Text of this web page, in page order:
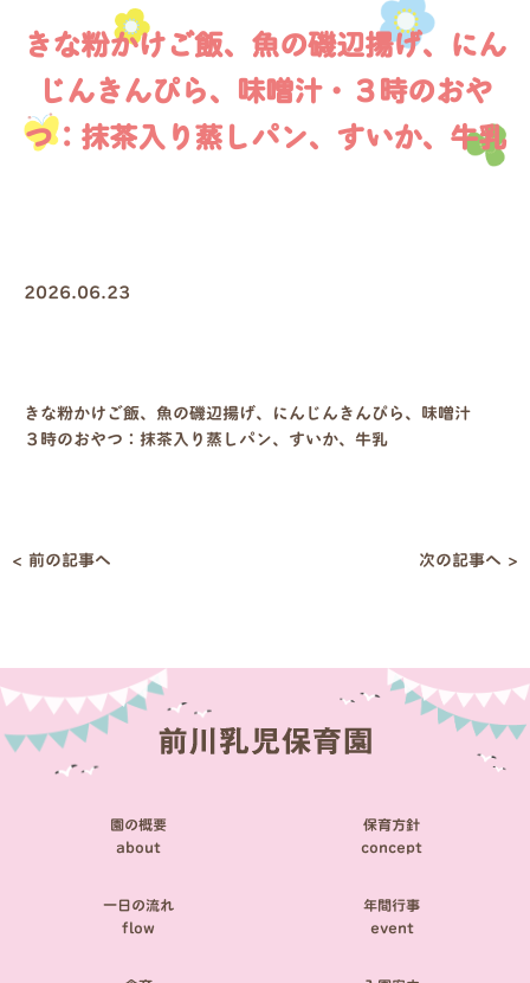
きな粉かけご飯、魚の磯辺揚げ、にん
じんきんぴら、味噌汁・３時のおや
つ：抹茶入り蒸しパン、すいか、牛乳
2026.06.23
きな粉かけご飯、魚の磯辺揚げ、にんじんきんぴら、味噌汁
３時のおやつ：抹茶入り蒸しパン、すいか、牛乳
投
< 前の記事へ 次の記事へ >
園の概要
about
保育方針
concept
一日の流れ
flow
年間行事
event